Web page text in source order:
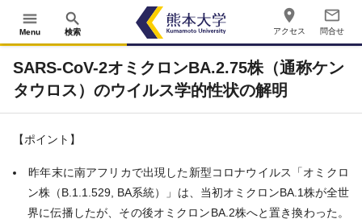
menu
Menu
search
検索
place
アクセス
mail_outline
問合せ
SARS-CoV-2オミクロンBA.2.75株（通称ケン
タウロス）のウイルス学的性状の解明
【ポイント】
昨年末に南アフリカで出現した新型コロナウイルス「オミクロ
ン株（B.1.1.529, BA系統）」は、当初オミクロンBA.1株が全世
界に伝播したが、その後オミクロンBA.2株へと置き換わった。